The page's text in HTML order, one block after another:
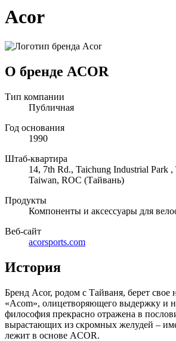
Acor
О бренде ACOR
Тип компании
Публичная
Год основания
1990
Штаб-квартира
14, 7th Rd., Taichung Industrial Park ,
Taiwan, ROC (Тайвань)
Продукты
Компоненты и аксессуары для
Веб-сайт
acorsports.com
История
Бренд Acor, родом с Тайваня, берет свое
«Acom», олицетворяющего выдержку и
философия прекрасно отражена в
вырастающих из скромных желудей –
лежит в основе ACOR.